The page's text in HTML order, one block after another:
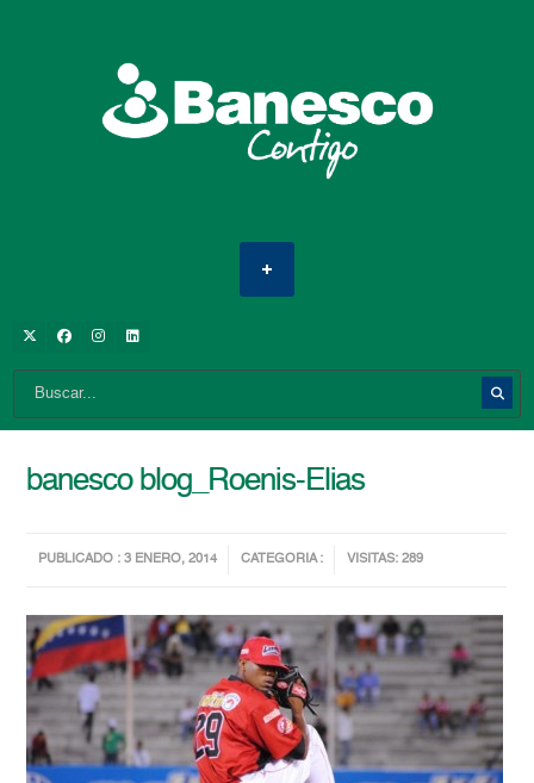
banesco blog_Roenis-Elias
PUBLICADO : 3 ENERO, 2014 CATEGORIA : VISITAS: 289